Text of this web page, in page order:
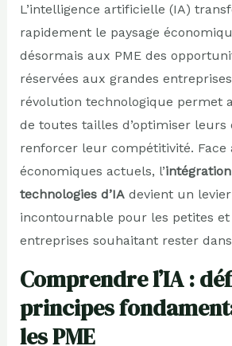
L’intelligence artificielle (IA)
rapidement le paysage
désormais aux PME des
réservées aux grandes
révolution technologique permet
de toutes tailles d’optimiser leurs
renforcer leur compétitivité. Face
économiques actuels, l’
technologies d’IAdevient un
incontournable pour les petites et
entreprises souhaitant rester
Comprendre l’IA :
principes
les PME